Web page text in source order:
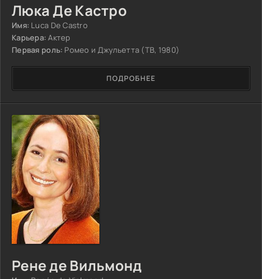
Люка Де Кастро
Имя: Luca De Castro
Карьера: Актер
Первая роль: Ромео и Джульетта (ТВ, 1980)
ПОДРОБНЕЕ
Рене де Вильмонд